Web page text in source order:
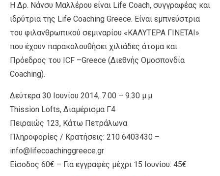
H Δρ. Νάνσυ Μαλλέρου είναι Life Coach, συγγραφέας και
ιδρύτρια της Life Coaching Greece. Είναι εμπνεύστρια
του φιλανθρωπικού σεμιναρίου «ΚΑΛΥΤΕΡΑ ΓΙΝΕΤΑΙ»
που έχουν παρακολουθήσει χιλιάδες άτομα και
Πρόεδρος του ICF –Greece (Διεθνής Ομοσπονδία
Coaching).
Δεύτερα 30 Ιουνίου 2014, 7.00 – 9.30 μ.μ.
Thission Lofts, Διαμέρισμα Γ4
Πειραιώς 123, Κάτω Πετράλωνα
Πληροφορίες / Κρατήσεις: 210 6403430 –
info@lifecoachinggreece.gr
Είσοδος 60€ – Για εγγραφές μέχρι 15 Ιουνίου: 45€